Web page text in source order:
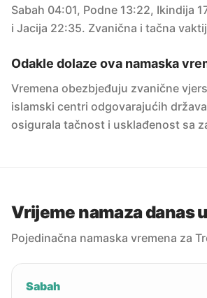
Sabah 04:01, Podne 13:22, Ikindija
i Jacija 22:35. Zvanična i tačna
Odakle dolaze ova namaska
Vremena obezbjeđuju zvanične
islamski centri odgovarajućih
osigurala tačnost i usklađenost sa
Vrijeme namaza danas
Pojedinačna namaska vremena za
Sabah